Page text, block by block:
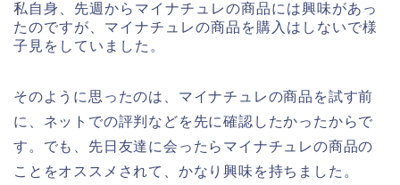
私自身、先週からマイナチュレの商品には興味があっ
たのですが、マイナチュレの商品を購入はしないで様
子見をしていました。
そのように思ったのは、マイナチュレの商品を試す前
に、ネットでの評判などを先に確認したかったからで
す。でも、先日友達に会ったらマイナチュレの商品の
ことをオススメされて、かなり興味を持ちました。